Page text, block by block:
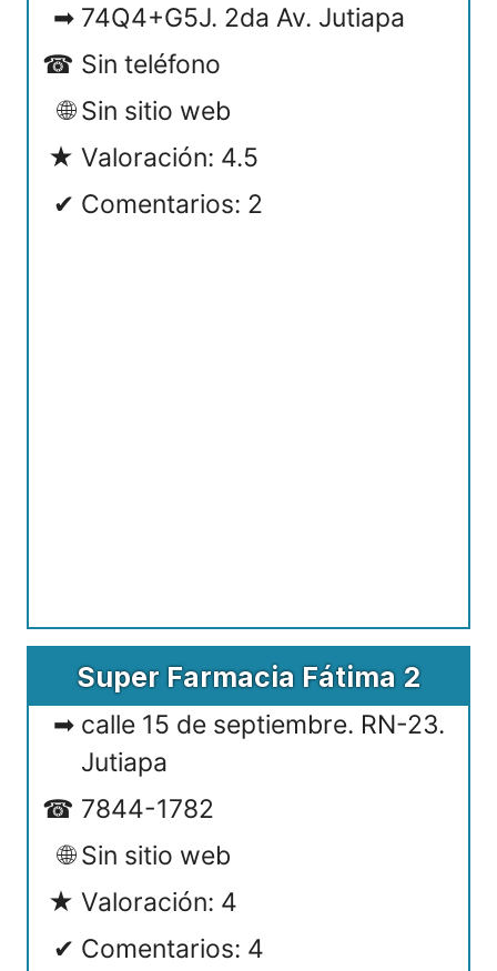
74Q4+G5J. 2da Av. Jutiapa
Sin teléfono
Sin sitio web
Valoración: 4.5
Comentarios: 2
Super Farmacia Fátima 2
calle 15 de septiembre. RN-23.
Jutiapa
7844-1782
Sin sitio web
Valoración: 4
Comentarios: 4